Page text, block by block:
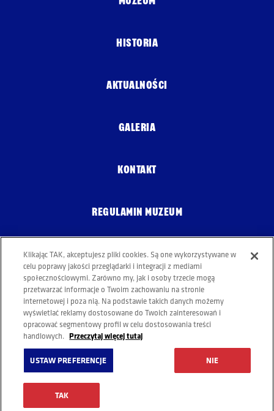
HISTORIA
AKTUALNOŚCI
GALERIA
KONTAKT
REGULAMIN MUZEUM
POLITYKA COOKIES
PIJ ODPOWIEDZIALNIE
Klikając TAK, akceptujesz pliki cookies. Są one wykorzystywane w
celu poprawy jakości przeglądarki i integracji z mediami
społecznościowymi. Zarówno my, jak i osoby trzecie mogą
przetwarzać informacje o Twoim zachowaniu na stronie
internetowej i poza nią. Na podstawie takich danych możemy
wyświetlać reklamy dostosowane do Twoich zainteresowań i
opracować segmentowy profil w celu dostosowania treści
handlowych. Przeczytaj więcej tutaj
USTAW PREFERENCJE NIE
TAK